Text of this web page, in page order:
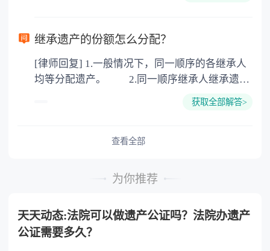
以防对财产继承发生纠纷，可以对遗产继承进行
公证。
继承遗产的份额怎么分配？
[律师回复] 1.一般情况下，同一顺序的各继承人
均等分配遗产。 2.同一顺序继承人继承遗产
或者与被继承人共同生活的继承人，分配遗产
的继承人，不尽扶养义务的，分配遗产时，应当
获取全部解答>
查看全部
为你推荐
天天动态:法院可以做遗产公证吗？法院办遗产
公证需要多久？